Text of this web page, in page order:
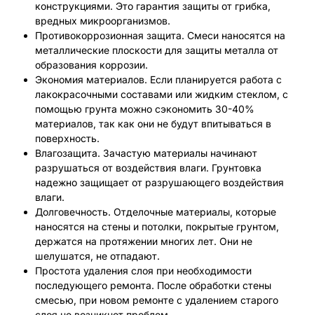
конструкциями. Это гарантия защиты от грибка,
вредных микроорганизмов.
Противокоррозионная защита. Смеси наносятся на
металлические плоскости для защиты металла от
образования коррозии.
Экономия материалов. Если планируется работа с
лакокрасочными составами или жидким стеклом, с
помощью грунта можно сэкономить 30-40%
материалов, так как они не будут впитываться в
поверхность.
Влагозащита. Зачастую материалы начинают
разрушаться от воздействия влаги. Грунтовка
надежно защищает от разрушающего воздействия
влаги.
Долговечность. Отделочные материалы, которые
наносятся на стены и потолки, покрытые грунтом,
держатся на протяжении многих лет. Они не
шелушатся, не отпадают.
Простота удаления слоя при необходимости
последующего ремонта. После обработки стены
смесью, при новом ремонте с удалением старого